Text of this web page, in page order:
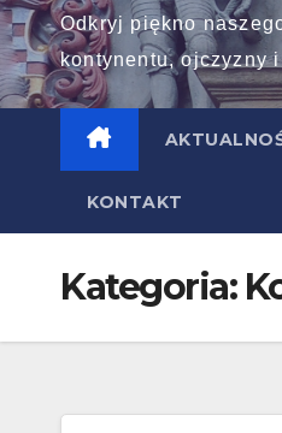
Odkryj piękno
kontynentu, ojczyzny
KONTAKT
Kategoria: